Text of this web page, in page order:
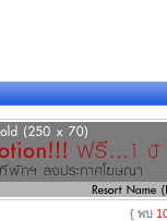
{ พบ